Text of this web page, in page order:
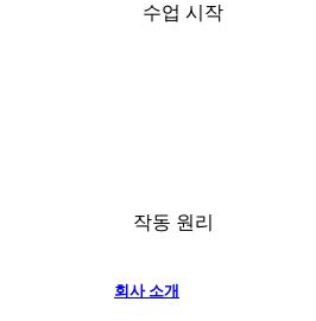
수업 시작
작동 원리
회사 소개